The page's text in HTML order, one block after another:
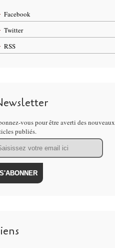
Facebook
Twitter
RSS
vous pour être averti des nouveaux
publiés.